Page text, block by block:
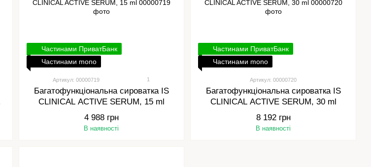
Частинами ПриватБанк
Частинами mono
Артикул: 00000719 1
Багатофункціональна сироватка IS
CLINICAL ACTIVE SERUM, 15 ml
4 988 грн
В наявності
Частинами ПриватБанк
Частинами mono
Артикул: 00000720
Багатофункціональна сироватка IS
CLINICAL ACTIVE SERUM, 30 ml
8 192 грн
В наявності